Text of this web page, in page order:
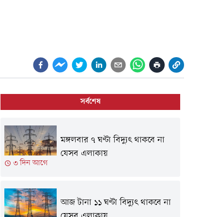
সর্বশেষ
৩ দিন আগে
মঙ্গলবার ৭ ঘণ্টা বিদ্যুৎ থাকবে না
যেসব এলাকায়
আজ টানা ১১ ঘণ্টা বিদ্যুৎ থাকবে না